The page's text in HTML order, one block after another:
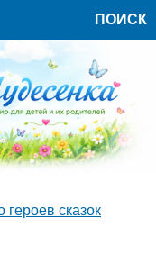
ПОИСК
героев сказок